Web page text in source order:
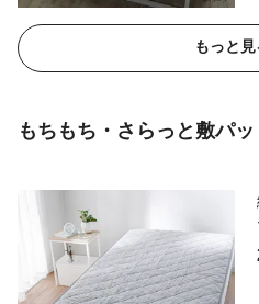
もっと見
もちもち・さらっと敷パッ